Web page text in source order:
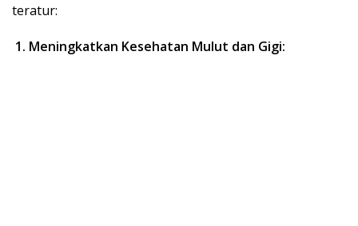
teratur:
1. Meningkatkan Kesehatan Mulut dan Gigi: